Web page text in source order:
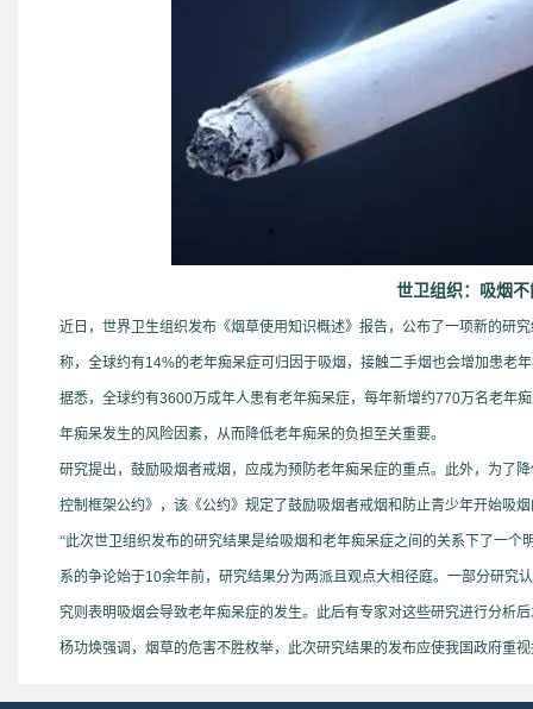
世卫组织：吸烟
近日，世界卫生组织发布《烟草使用知识概述》报告，公布了一项新的研
称，全球约有14%的老年痴呆症可归因于吸烟，接触二手烟也会增加患老
据悉，全球约有3600万成年人患有老年痴呆症，每年新增约770万名老年
年痴呆发生的风险因素，从而降低老年痴呆的负担至关重要。
研究提出，鼓励吸烟者戒烟，应成为预防老年痴呆症的重点。此外，为了
控制框架公约》，该《公约》规定了鼓励吸烟者戒烟和防止青少年开始吸
“此次世卫组织发布的研究结果是给吸烟和老年痴呆症之间的关系下了一
系的争论始于10余年前，研究结果分为两派且观点大相径庭。一部分研究
究则表明吸烟会导致老年痴呆症的发生。此后有专家对这些研究进行分析
杨功焕强调，烟草的危害不胜枚举，此次研究结果的发布应使我国政府重